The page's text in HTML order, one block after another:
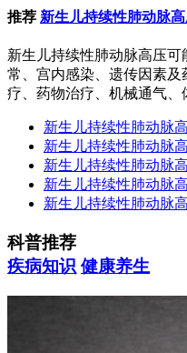
推荐 新生儿持续性肺动脉
新生儿持续性肺动脉高压
常、宫内感染、遗传因素
疗、药物治疗、机械通气、
新生儿持续性肺动脉
新生儿持续性肺动脉
新生儿持续性肺动脉
新生儿持续性肺动脉
新生儿持续性肺动脉
科普推荐
疾病知识 健康养生